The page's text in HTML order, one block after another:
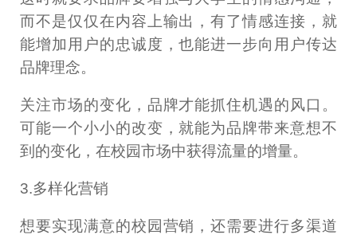
而不是仅仅在内容上输出，有了情感连接，就
能增加用户的忠诚度，也能进一步向用户传达
品牌理念。
关注市场的变化，品牌才能抓住机遇的风口。
可能一个小小的改变，就能为品牌带来意想不
到的变化，在校园市场中获得流量的增量。
3.多样化营销
想要实现满意的校园营销，还需要进行多渠道